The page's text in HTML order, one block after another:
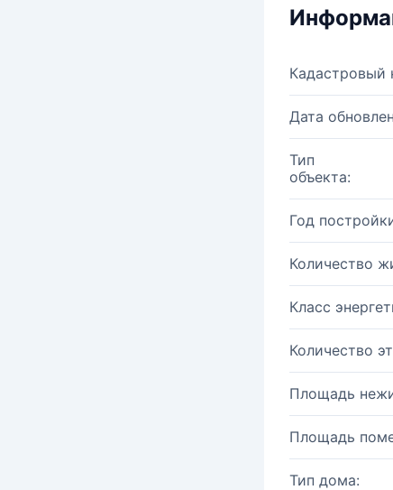
Кадастровый
Дата
Тип
объекта:
Год
Количество
Класс
Количество
Площадь
Площадь
Тип дома: